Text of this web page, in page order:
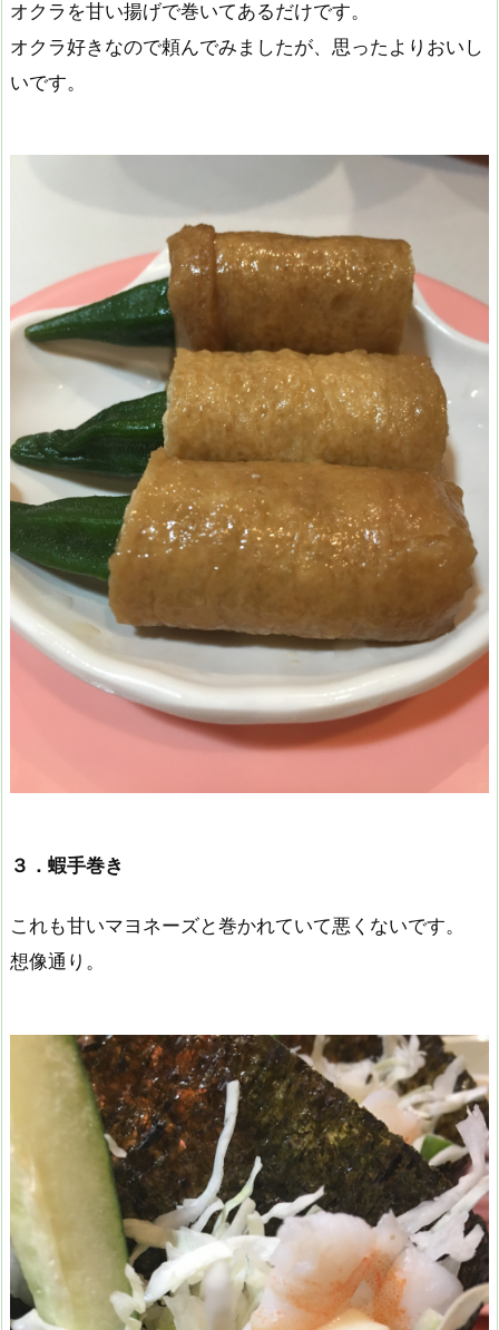
オクラを甘い揚げで巻いてあるだけです。
オクラ好きなので頼んでみましたが、思ったよりおいし
いです。
３．蝦手巻き
これも甘いマヨネーズと巻かれていて悪くないです。
想像通り。